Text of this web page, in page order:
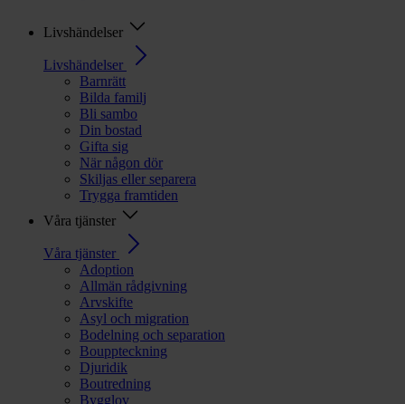
Livshändelser
Livshändelser
Barnrätt
Bilda familj
Bli sambo
Din bostad
Gifta sig
När någon dör
Skiljas eller separera
Trygga framtiden
Våra tjänster
Våra tjänster
Adoption
Allmän rådgivning
Arvskifte
Asyl och migration
Bodelning och separation
Bouppteckning
Djuridik
Boutredning
Bygglov